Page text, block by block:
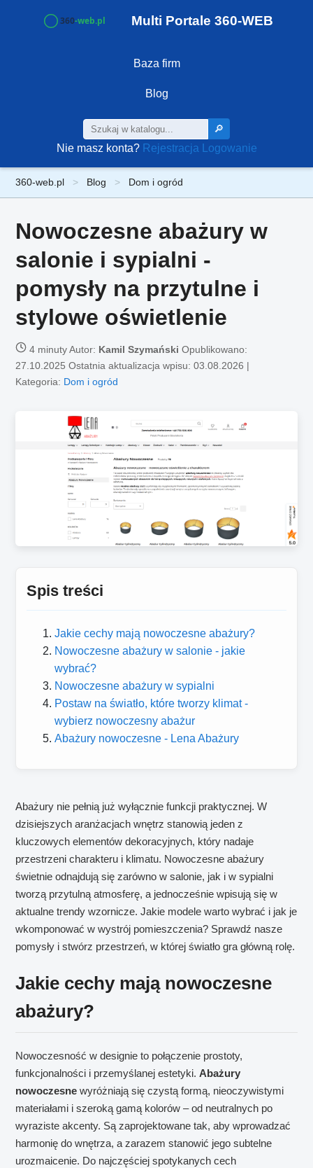
Multi Portale 360-WEB
Baza firm
Blog
🔎
Nie masz konta? Rejestracja Logowanie
360-web.pl Blog Dom i ogród
Nowoczesne abażury w
salonie i sypialni -
pomysły na przytulne i
stylowe oświetlenie
4 minutyAutor: Kamil Szymański Opublikowano:
27.10.2025 Ostatnia aktualizacja wpisu: 03.08.2026 |
Kategoria: Dom i ogród
Spis treści
Jakie cechy mają nowoczesne abażury?
Nowoczesne abażury w salonie - jakie
wybrać?
Nowoczesne abażury w sypialni
Postaw na światło, które tworzy klimat -
wybierz nowoczesny abażur
Abażury nowoczesne - Lena Abażury
Abażury nie pełnią już wyłącznie funkcji praktycznej. W
dzisiejszych aranżacjach wnętrz stanowią jeden z
kluczowych elementów dekoracyjnych, który nadaje
przestrzeni charakteru i klimatu. Nowoczesne abażury
świetnie odnajdują się zarówno w salonie, jak i w sypialni
tworzą przytulną atmosferę, a jednocześnie wpisują się w
aktualne trendy wzornicze. Jakie modele warto wybrać i jak je
wkomponować w wystrój pomieszczenia? Sprawdź nasze
pomysły i stwórz przestrzeń, w której światło gra główną rolę.
Jakie cechy mają nowoczesne
abażury?
Nowoczesność w designie to połączenie prostoty,
funkcjonalności i przemyślanej estetyki.Abażury
nowoczesnewyróżniają się czystą formą, nieoczywistymi
materiałami i szeroką gamą kolorów – od neutralnych po
wyraziste akcenty. Są zaprojektowane tak, aby wprowadzać
harmonię do wnętrza, a zarazem stanowić jego subtelne
urozmaicenie. Do najczęściej spotykanych cech